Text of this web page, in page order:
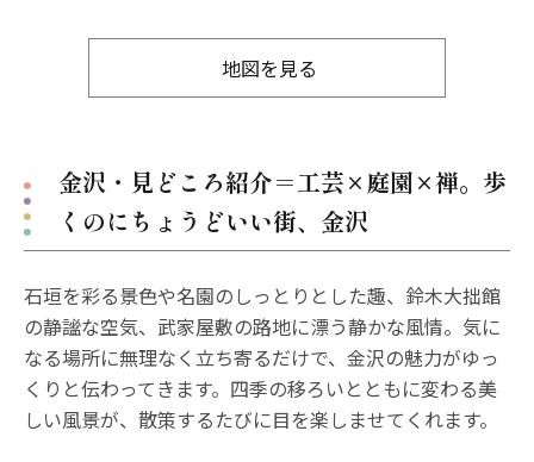
地図を見る
金沢・見どころ紹介＝工芸×庭園×禅。歩
くのにちょうどいい街、金沢
石垣を彩る景色や名園のしっとりとした趣、鈴木大拙館
の静謐な空気、武家屋敷の路地に漂う静かな風情。気に
なる場所に無理なく立ち寄るだけで、金沢の魅力がゆっ
くりと伝わってきます。四季の移ろいとともに変わる美
しい風景が、散策するたびに目を楽しませてくれます。